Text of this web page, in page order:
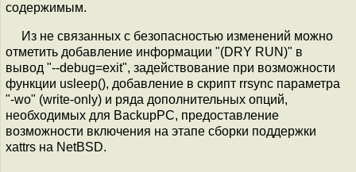
содержимым.
Из не связанных с безопасностью изменений можно
отметить добавление информации "(DRY RUN)" в
вывод "--debug=exit", задействование при возможности
функции usleep(), добавление в скрипт rrsync параметра
"-wo" (write-only) и ряда дополнительных опций,
необходимых для BackupPC, предоставление
возможности включения на этапе сборки поддержки
xattrs на NetBSD.